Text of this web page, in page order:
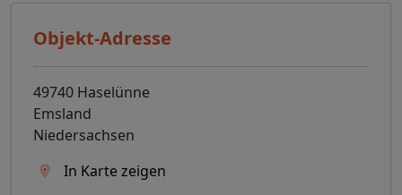
Objekt-Adresse
49740 Haselünne
Emsland
Niedersachsen
In Karte zeigen